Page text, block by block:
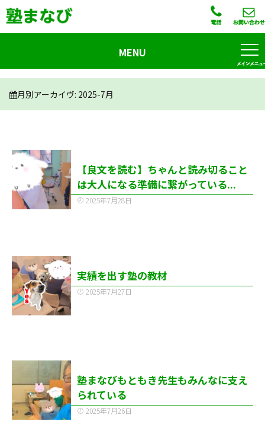
月別アーカイヴ: 2025-7月
【良文を読む】ちゃんと読み切ること
は大人になる準備に繋がっている...
2025年7月28日
実績を出す塾の教材
2025年7月27日
塾まなびもともき先生もみんなに支え
られている
2025年7月26日
MENU